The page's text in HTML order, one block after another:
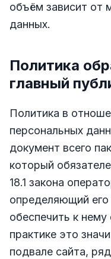
объём зависит от
данных.
Политика
главный
Политика в
персональных
документ всего
который
18.1 закона
определяющий
обеспечить к
практике это
подвале сайта,